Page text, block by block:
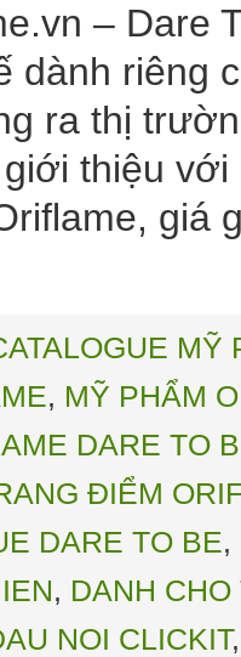
– Dare
dành riêng
ra thị
thiệu
giá
MỸ
, MỸ PHẨM
DARE TO
ĐIỂM
DARE TO BE,
, DANH
NOI CLICKIT